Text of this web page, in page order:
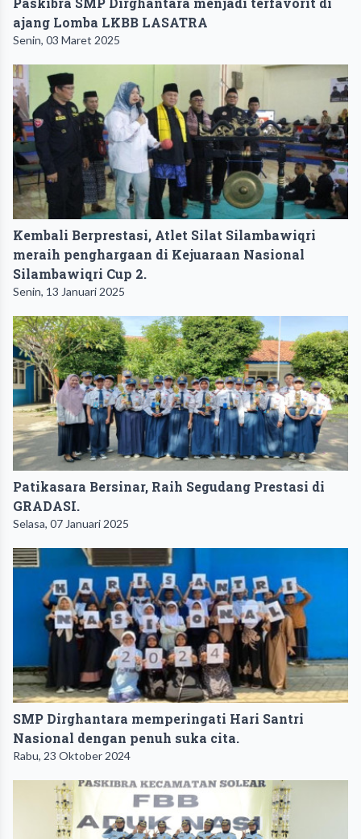
ajang Lomba LKBB LASATRA
Senin, 03 Maret 2025
Kembali Berprestasi, Atlet Silat Silambawiqri
meraih penghargaan di Kejuaraan Nasional
Silambawiqri Cup 2.
Senin, 13 Januari 2025
Patikasara Bersinar, Raih Segudang Prestasi di
GRADASI.
Selasa, 07 Januari 2025
SMP Dirghantara memperingati Hari Santri
Nasional dengan penuh suka cita.
Rabu, 23 Oktober 2024